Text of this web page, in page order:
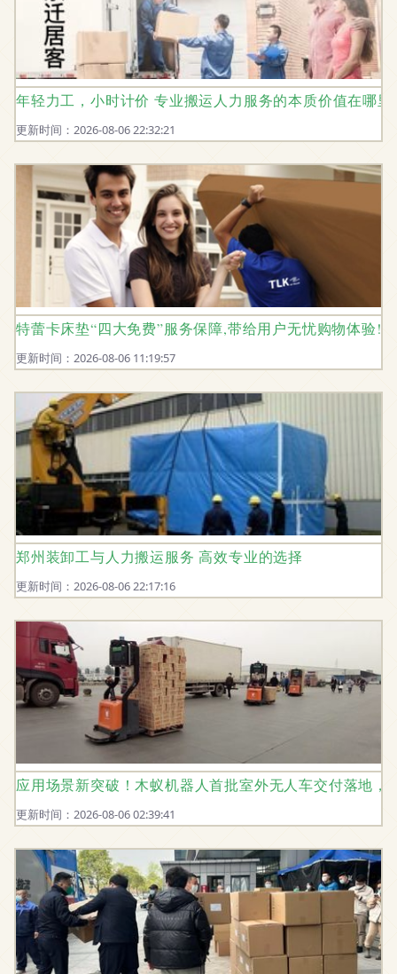
年轻力工，小时计价 专业搬运人力服务的本质价值在哪里
更新时间：2026-08-06 22:32:21
特蕾卡床垫“四大免费”服务保障,带给用户无忧购物体验!
更新时间：2026-08-06 11:19:57
郑州装卸工与人力搬运服务 高效专业的选择
更新时间：2026-08-06 22:17:16
应用场景新突破！木蚁机器人首批室外无人车交付落地，
更新时间：2026-08-06 02:39:41